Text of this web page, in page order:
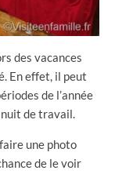
des vacances
En effet, il peut
de l’année
de travail.
une photo
de le voir